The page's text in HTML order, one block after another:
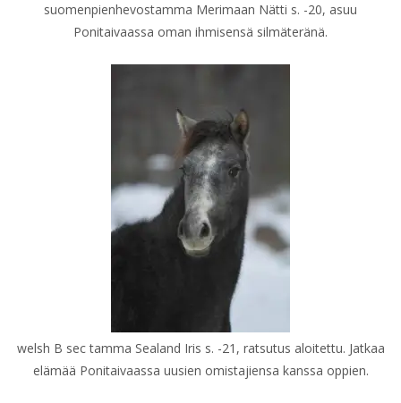
suomenpienhevostamma Merimaan Nätti s. -20, asuu
Ponitaivaassa oman ihmisensä silmäteränä.
welsh B sec tamma Sealand Iris s. -21, ratsutus aloitettu. Jatkaa
elämää Ponitaivaassa uusien omistajiensa kanssa oppien.